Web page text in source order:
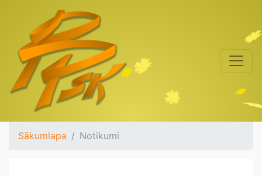
Sākumlapa Notikumi